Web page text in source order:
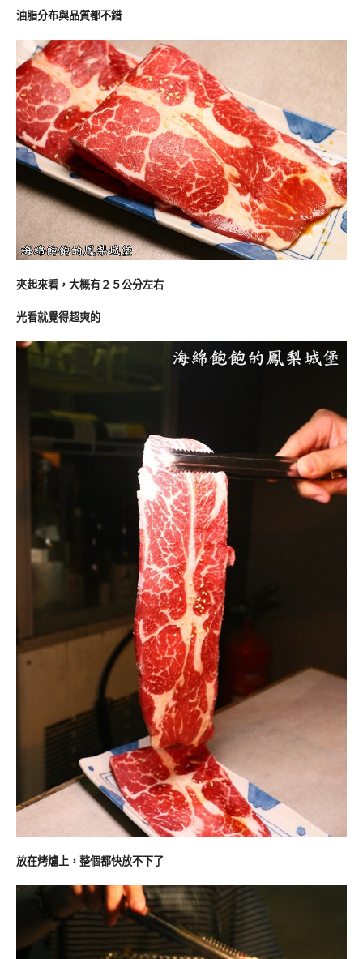
油脂分布與品質都不錯
夾起來看，大概有２５公分左右
光看就覺得超爽的
放在烤爐上，整個都快放不下了